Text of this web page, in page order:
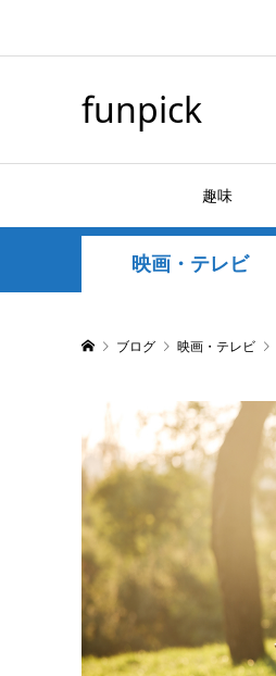
funpick
趣味
映画・テレビ
ブログ 映画・テレビ